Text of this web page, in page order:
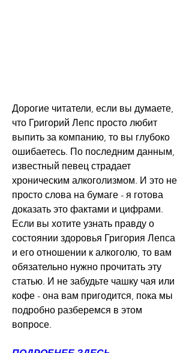
Дорогие читатели, если вы думаете,
что Григорий Лепс просто любит
выпить за компанию, то вы глубоко
ошибаетесь. По последним данным,
известный певец страдает
хроническим алкоголизмом. И это не
просто слова на бумаге - я готова
доказать это фактами и цифрами.
Если вы хотите узнать правду о
состоянии здоровья Григория Лепса
и его отношении к алкоголю, то вам
обязательно нужно прочитать эту
статью. И не забудьте чашку чая или
кофе - она вам пригодится, пока мы
подробно разберемся в этом
вопросе.